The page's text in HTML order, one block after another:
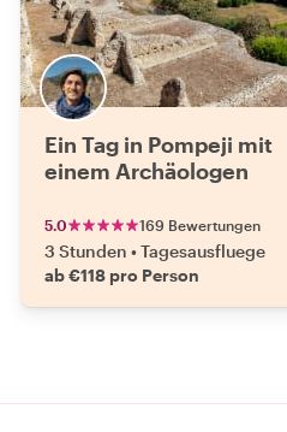
Ein Tag in Pompeji mit
einem Archäologen
5.0 169 Bewertungen
3 Stunden •Tagesausfluege
ab €118 pro Person